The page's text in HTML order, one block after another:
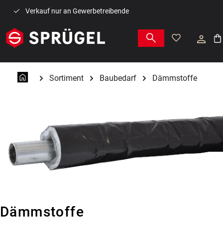
Zum Hauptinhalt springen
Verkauf nur an Gewerbetreibende
Sortiment Baubedarf Dämmstoffe
Dämmstoffe